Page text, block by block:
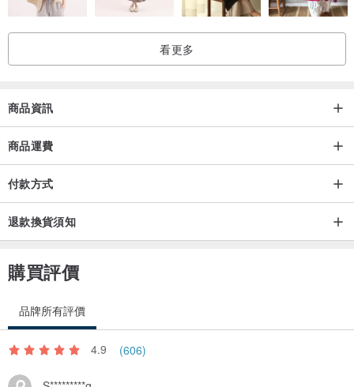
字體參考www.pinkoi.com/product/V9CSAqXP?cat...
訂購頁面www.pinkoi.com/product/Est7kG82
www.pinkoi.com/product/ra9An4ik
看更多
商品資訊
商品運費
付款方式
退款換貨須知
購買評價
品牌所有評價
4.9 (606)